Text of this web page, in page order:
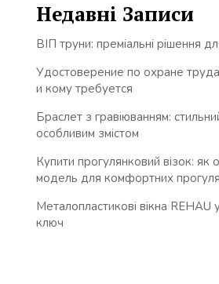
Недавні Записи
ВІП труни: преміальні рішення
Удостоверение по охране
и кому требуется
Браслет з гравіюванням:
особливим змістом
Купити прогулянковий візок:
модель для комфортних
Металопластикові вікна REHAU
ключ